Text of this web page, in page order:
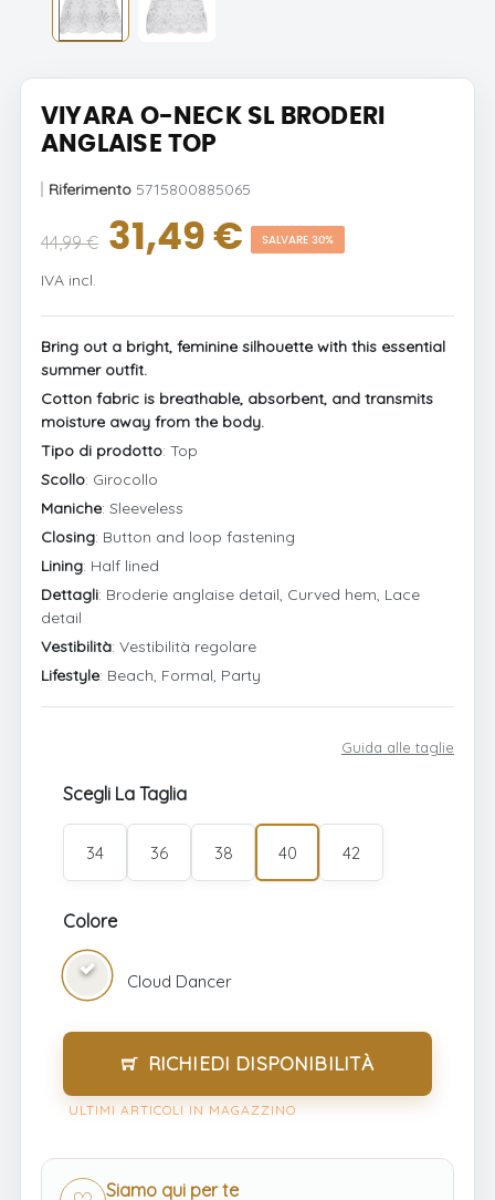
VIYARA O-NECK SL BRODERI
ANGLAISE TOP
Riferimento 5715800885065
44,99 € 31,49 € SALVARE 30%
IVA incl.
Bring out a bright, feminine silhouette with this essential
summer outfit.
Cotton fabric is breathable, absorbent, and transmits
moisture away from the body.
Tipo di prodotto: Top
Scollo: Girocollo
Maniche: Sleeveless
Closing: Button and loop fastening
Lining: Half lined
Dettagli: Broderie anglaise detail, Curved hem, Lace
detail
Vestibilità: Vestibilità regolare
Lifestyle: Beach, Formal, Party
Guida alle taglie
Scegli La Taglia
34 36 38 40 42
Colore
Cloud Dancer
RICHIEDI DISPONIBILITÀ
ULTIMI ARTICOLI IN MAGAZZINO
Siamo qui per te